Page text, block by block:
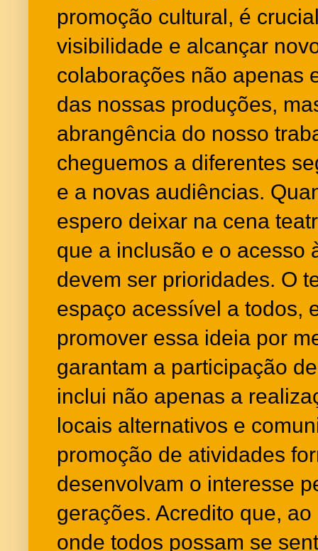
promoção cultural, é
visibilidade e alcançar
colaborações não apenas
das nossas produções,
abrangência do nosso
cheguemos a diferentes
e a novas audiências.
espero deixar na cena
que a inclusão e o acesso
devem ser prioridades. O
espaço acessível a todos,
promover essa ideia por
garantam a participação
inclui não apenas a
locais alternativos e
promoção de atividades
desenvolvam o interesse
gerações. Acredito que,
onde todos possam se